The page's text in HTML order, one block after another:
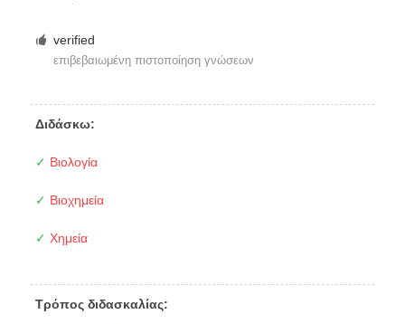
verified
επιβεβαιωμένη πιστοποίηση γνώσεων
Διδάσκω:
✓ Βιολογία
✓ Βιοχημεία
✓ Χημεία
Τρόπος διδασκαλίας: